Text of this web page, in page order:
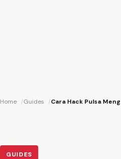
Home Guides Cara Hack Pulsa
GUIDES